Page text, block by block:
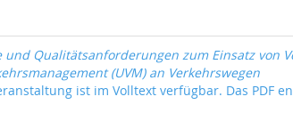
Qualitätsanforderungen zum Einsatz von
(UVM) an Verkehrswegen
ist im Volltext verfügbar. Das PDF